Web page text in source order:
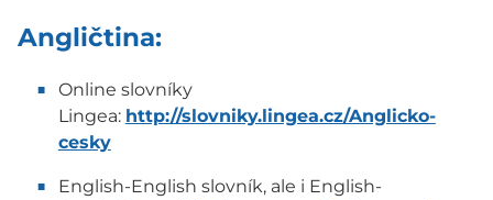
Angličtina:
Online slovníky
Lingea: http://slovniky.lingea.cz/Anglicko-
cesky
English-English slovník, ale i English-